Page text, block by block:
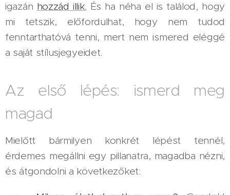
igazán hozzád illik. És ha néha el is találod, hogy
mi tetszik, előfordulhat, hogy nem tudod
fenntarthatóvá tenni, mert nem ismered eléggé
a saját stílusjegyeidet.
Az első lépés: ismerd meg
magad
Mielőtt bármilyen konkrét lépést tennél,
érdemes megállni egy pillanatra, magadba nézni,
és átgondolni a következőket: